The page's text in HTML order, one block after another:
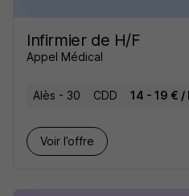
Infirmier de H/F
Appel Médical
Alès - 30 CDD 14 - 19 € /
Voir l’offre